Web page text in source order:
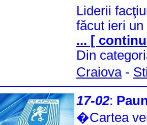
Liderii
făcut ieri
... [
Din
Craiova-
17-02:
�Cartea